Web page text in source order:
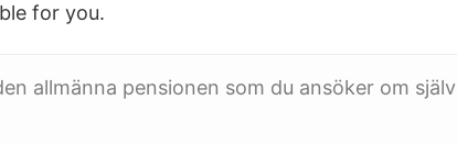
for you.
allmänna pensionen som du ansöker om själv